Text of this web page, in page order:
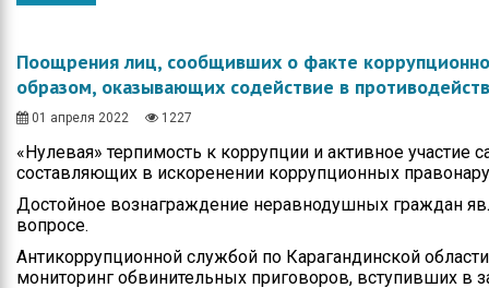
Экономика
Неотложка
В городском
Годовые планы
закупок
Поощрения лиц, сообщивших о факте
образом, оказывающих содействие в
01 апреля 2022 1227
«Нулевая» терпимость к коррупции и активное участие
составляющих в искоренении коррупционных
Достойное вознаграждение неравнодушных граждан
вопросе.
Антикоррупционной службой по Карагандинской
мониторинг обвинительных приговоров, вступивших в